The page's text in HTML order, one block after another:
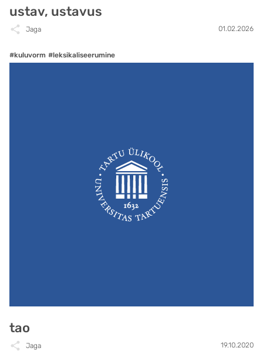
ustav, ustavus
Jaga 01.02.2026
#kuluvorm #leksikaliseerumine
tao
Jaga 19.10.2020